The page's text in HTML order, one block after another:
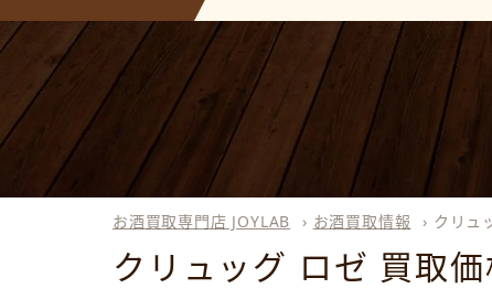
お酒買取専門店 JOYLAB › お酒買取情報 › クリュ
クリュッグ ロゼ 買取